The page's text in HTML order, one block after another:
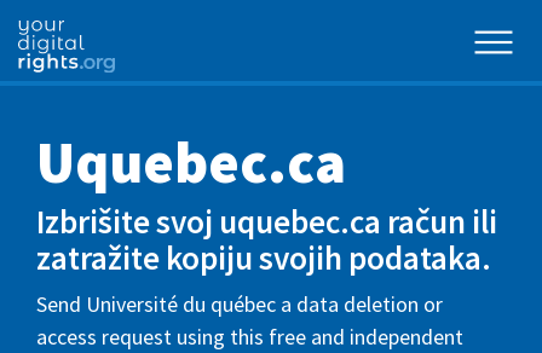
Uquebec.ca
Izbrišite svoj uquebec.ca račun ili
zatražite kopiju svojih podataka.
Send Université du québec a data deletion or
access request using this free and independent